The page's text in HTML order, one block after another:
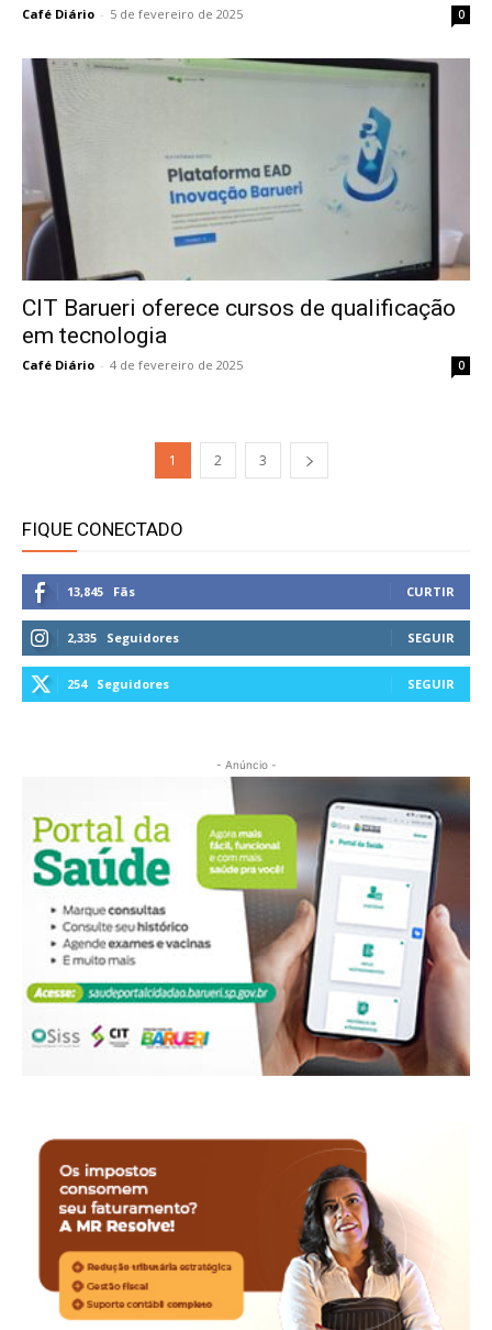
Café Diário - 5 de fevereiro de 2025 0
CIT Barueri oferece cursos de qualificação
em tecnologia
Café Diário - 4 de fevereiro de 2025 0
1 2 3
FIQUE CONECTADO
13,845 Fãs CURTIR
2,335 Seguidores SEGUIR
254 Seguidores SEGUIR
- Anúncio -